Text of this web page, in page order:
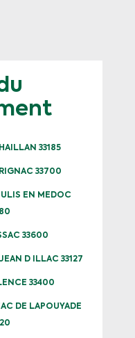
33185
33700
EN MEDOC
33600
D ILLAC 33127
33400
DE LAPOUYADE